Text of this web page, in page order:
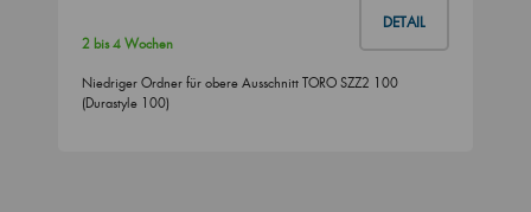
DETAIL
2 bis 4 Wochen
Niedriger Ordner für obere Ausschnitt TORO SZZ2 100
(Durastyle 100)